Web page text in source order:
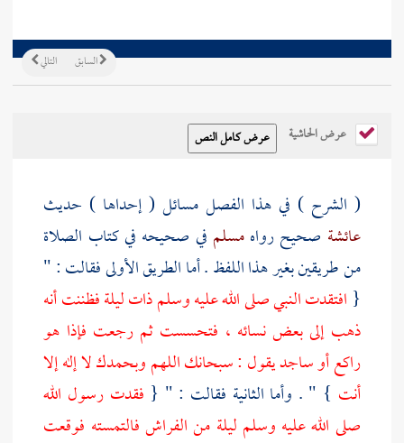
التالي السابق
عرض الحاشية
( الشرح ) في هذا الفصل مسائل ( إحداها ) حديث
عائشة صحيح رواهمسلم في صحيحه في كتاب الصلاة
من طريقين بغير هذا اللفظ . أما الطريق الأولى فقالت : "
{ افتقدت النبي صلى الله عليه وسلم ذات ليلة فظننت أنه
ذهب إلى بعض نسائه ، فتحسست ثم رجعت فإذا هو
راكع أو ساجد يقول : سبحانك اللهم وبحمدك لا إله إلا
أنت } " . وأما الثانية فقالت : " { فقدت رسول الله
صلى الله عليه وسلم ليلة من الفراش فالتمسته فوقعت